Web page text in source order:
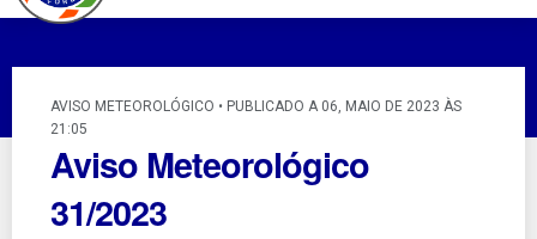
AVISO METEOROLÓGICO • PUBLICADO A 06, MAIO DE 2023 ÀS
21:05
Aviso Meteorológico
31/2023